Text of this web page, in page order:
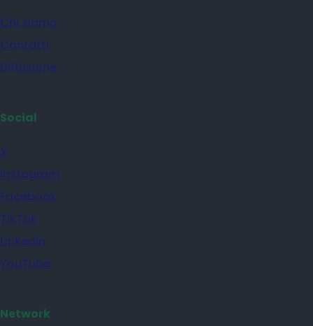
Chi siamo
Contatti
Diffusione
Social
X
Instagram
Facebook
TikTok
Linkedin
YouTube
Network